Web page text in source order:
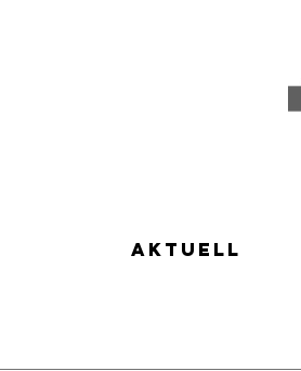
AKTUELL